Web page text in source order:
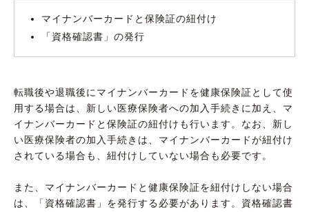
マイナンバーカードと保険証の紐付け
「資格確認書」の発行
転職後や退職後にマイナンバーカードを健康保険証として使
用する場合は、新しい医療保険者への加入手続きに加え、マ
イナンバーカードと保険証の紐付けも行います。なお、新し
い医療保険者の加入手続きは、マイナンバーカードが紐付け
されている場合も、紐付けしていない場合も必要です。
また、マイナンバーカードと健康保険証を紐付けしない場合
は、「資格確認書」を発行する必要があります。資格確認書